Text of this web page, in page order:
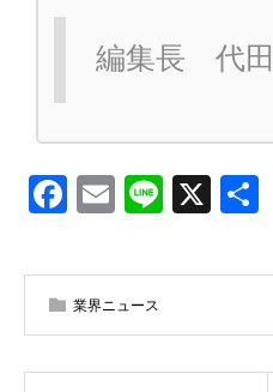
編集長 代
Facebook
Email
Line
X
業界ニュース